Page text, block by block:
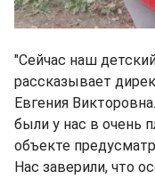
"Сейчас наш
рассказывает
Евгения
были у нас в очень
объекте
Нас заверили, что